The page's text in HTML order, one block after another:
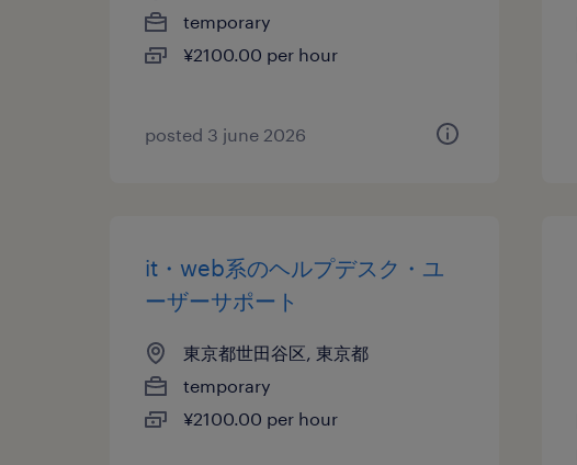
temporary
¥2100.00 per hour
posted 3 june 2026
it・web系のヘルプデスク・ユ
ーザーサポート
東京都世田谷区, 東京都
temporary
¥2100.00 per hour